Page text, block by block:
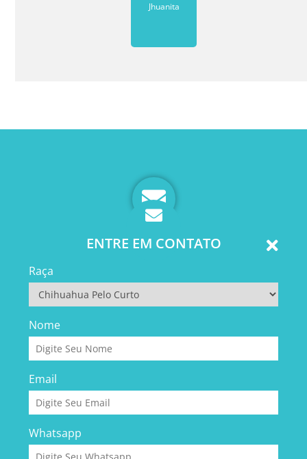
Jhuanita
ENTRE EM CONTATO
Raça
Nome
Email
Whatsapp